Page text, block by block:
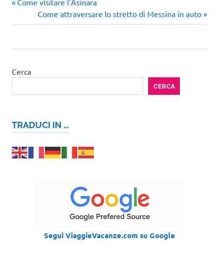
Navigazione
articoli
precedente:
Articolo
successivo:
Come attraversare lo stretto di Messina in auto
Cerca
CERCA
TRADUCI IN …
Segui ViaggieVacanze.com su Google